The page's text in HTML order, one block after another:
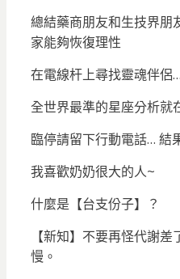
總結藥商朋友和生技界朋
家能夠恢復理性
在電線杆上尋找靈魂伴侶…
全世界最準的星座分析就
臨停請留下行動電話… 結
我喜歡奶奶很大的人~
什麼是【台支份子】？
【新知】不要再怪代謝
慢。